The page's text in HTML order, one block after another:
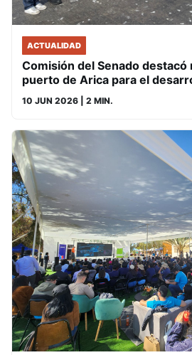
ACTUALIDAD
Comisión del Senado
puerto de Arica para el
10 JUN 2026 | 2 MIN.